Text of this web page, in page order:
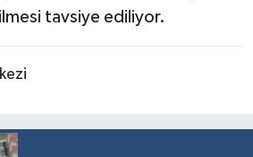
tavsiye ediliyor.